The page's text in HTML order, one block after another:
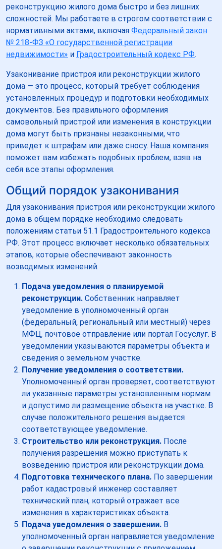
реконструкцию жилого дома быстро и без лишних
сложностей. Мы работаете в строгом соответствии с
нормативными актами, включая Федеральный закон
№ 218-ФЗ «О государственной регистрации
недвижимости» и Градостроительный кодекс РФ.
Узаконивание пристроя или реконструкции жилого
дома — это процесс, который требует соблюдения
установленных процедур и подготовки необходимых
документов. Без правильного оформления
самовольный пристрой или изменения в конструкции
дома могут быть признаны незаконными, что
приведет к штрафам или даже сносу. Наша компания
поможет вам избежать подобных проблем, взяв на
себя все этапы оформления.
Общий порядок узаконивания
Для узаконивания пристроя или реконструкции жилого
дома в общем порядке необходимо следовать
положениям статьи 51.1 Градостроительного кодекса
РФ. Этот процесс включает несколько обязательных
этапов, которые обеспечивают законность
возводимых изменений.
Подача уведомления о планируемой
реконструкции. Собственник направляет
уведомление в уполномоченный орган
(федеральный, региональный или местный) через
МФЦ, почтовое отправление или портал Госуслуг. В
уведомлении указываются параметры объекта и
сведения о земельном участке.
Получение уведомления о соответствии.
Уполномоченный орган проверяет, соответствуют
ли указанные параметры установленным нормам
и допустимо ли размещение объекта на участке. В
случае положительного решения выдается
соответствующее уведомление.
Строительство или реконструкция. После
получения разрешения можно приступать к
возведению пристроя или реконструкции дома.
Подготовка технического плана. По завершении
работ кадастровый инженер составляет
технический план, который отражает все
изменения в характеристиках объекта.
Подача уведомления о завершении. В
уполномоченный орган направляется уведомление